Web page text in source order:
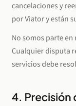
cancelaciones y
por Viator y están
No somos parte
Cualquier disputa
servicios debe
4. Precisión